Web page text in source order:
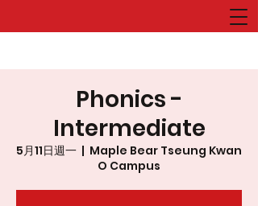
Phonics -
Intermediate
5月11日週一
  |
Maple Bear Tseung Kwan
O Campus